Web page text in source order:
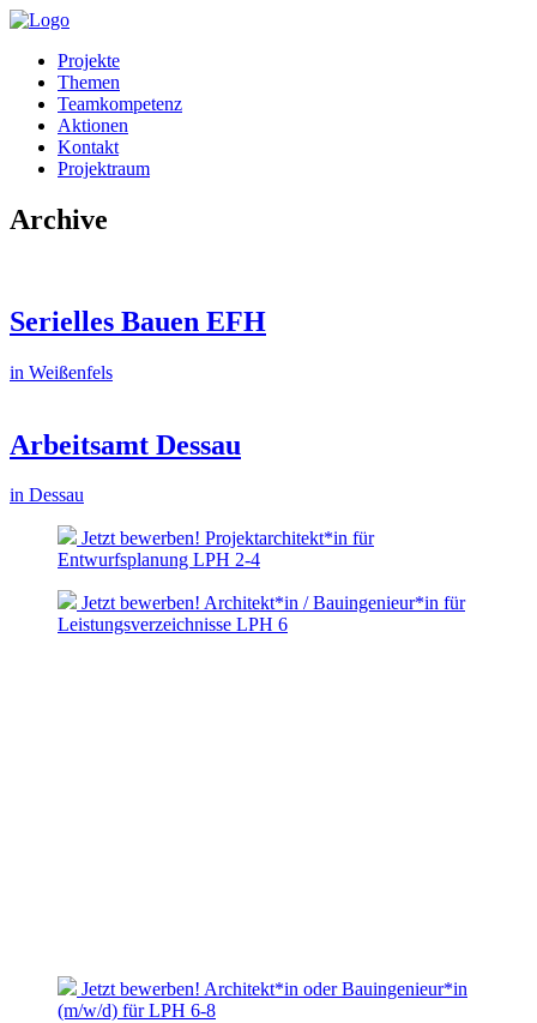
Projekte
Themen
Teamkompetenz
Aktionen
Kontakt
Projektraum
Archive
Serielles Bauen EFH
in Weißenfels
Arbeitsamt Dessau
in Dessau
Jetzt bewerben! Projektarchitekt*in für
Entwurfsplanung LPH 2-4
Jetzt bewerben! Architekt*in / Bauingenieur*in für
Leistungsverzeichnisse LPH 6
Jetzt bewerben! Architekt*in oder Bauingenieur*in
(m/w/d) für LPH 6-8